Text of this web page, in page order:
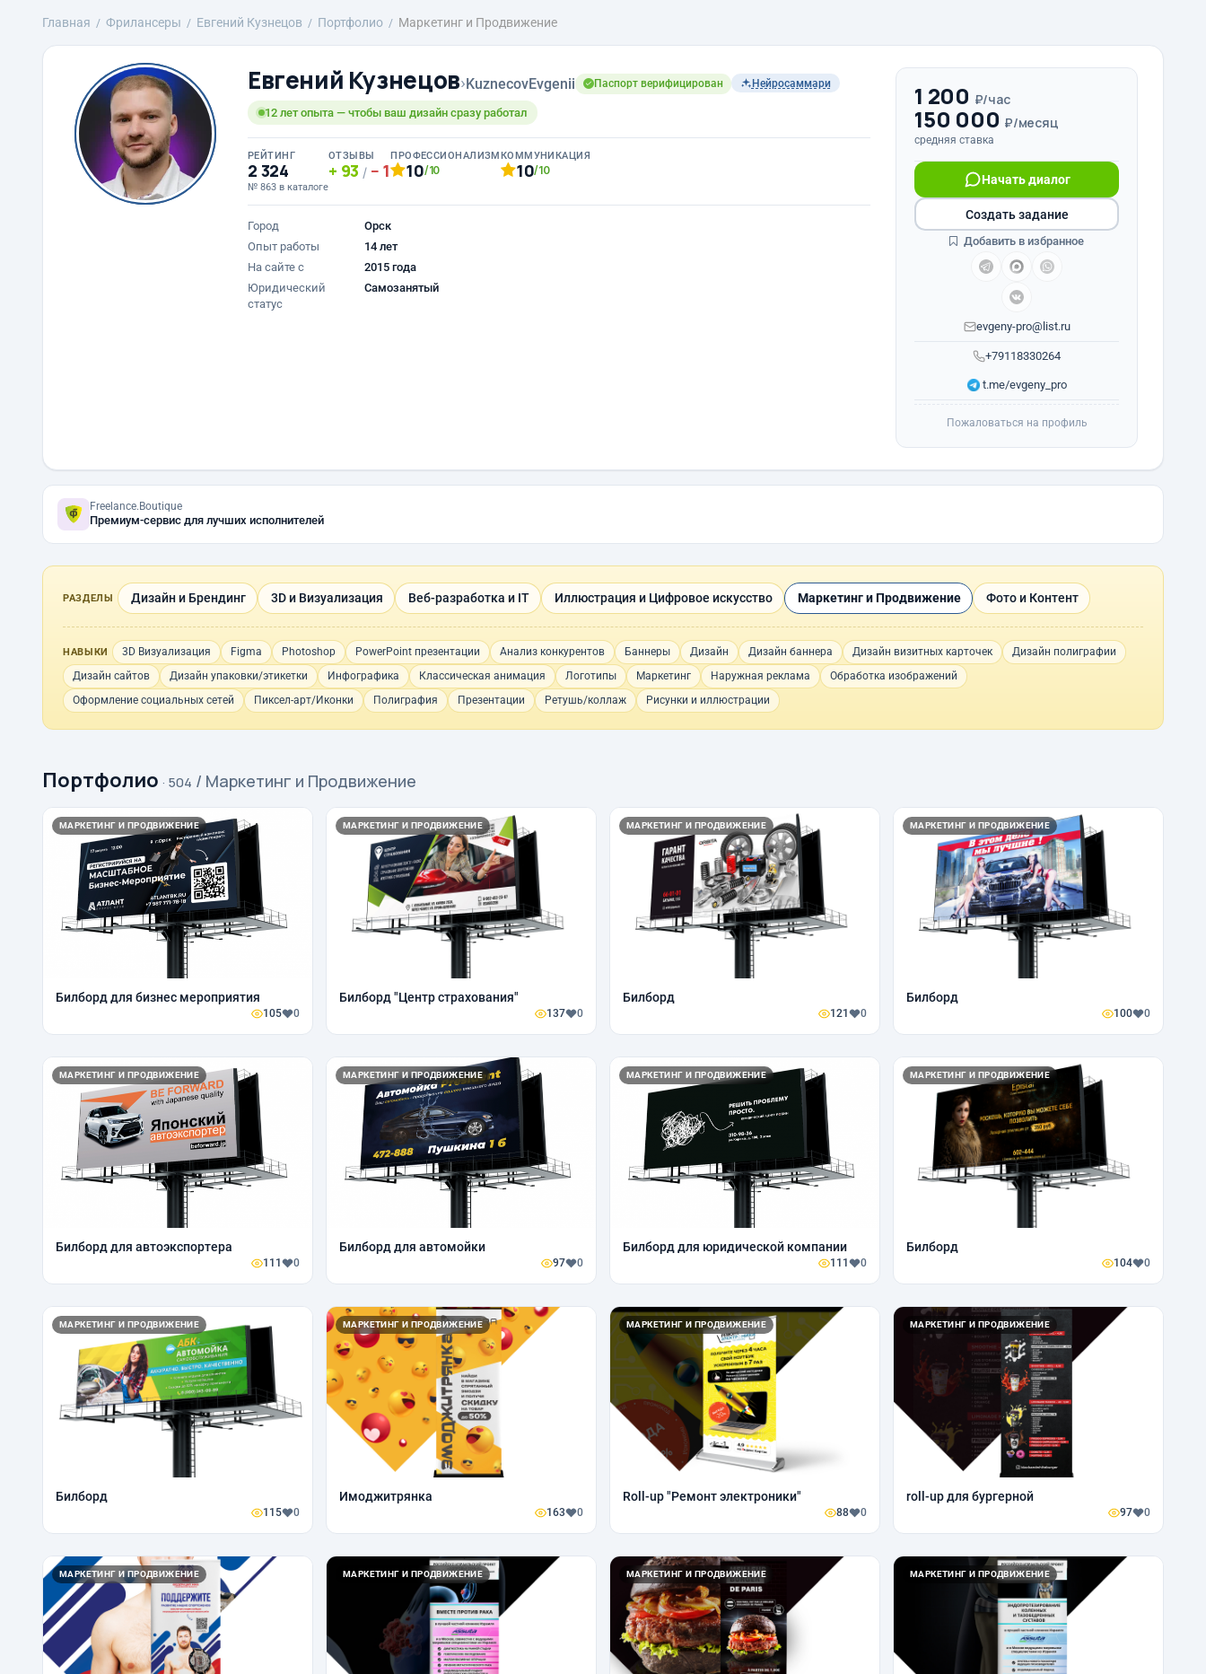
Главная Фрилансеры Евгений Кузнецов Портфолио Маркетинг и Продвижение
Евгений Кузнецов›KuznecovEvgenii Паспорт верифицирован Нейросаммари
12 лет опыта — чтобы ваш дизайн сразу работал
РЕЙТИНГ
2 324
№ 863 в каталоге
ОТЗЫВЫ
93 / 1
ПРОФЕССИОНАЛИЗМ
10/10
КОММУНИКАЦИЯ
10/10
Город
Орск
Опыт работы
14 лет
На сайте с
2015 года
Юридический
статус
Самозанятый
1 200 ₽/час
150 000 ₽/месяц
средняя ставка
+79118330264
Начать диалог
evgeny-pro@list.ru
t.me/evgeny_pro
Создать задание
Добавить в избранное
Пожаловаться на профиль
Freelance.Boutique
Премиум-сервис для лучших исполнителей
РАЗДЕЛЫ Дизайн и Брендинг 3D и Визуализация Веб-разработка и IT Иллюстрация и Цифровое искусство Маркетинг и Продвижение Фото и Контент
НАВЫКИ 3D Визуализация Figma Photoshop PowerPoint презентации Анализ конкурентов Баннеры Дизайн Дизайн баннера Дизайн визитных карточек
Дизайн полиграфии
Дизайн сайтов
Дизайн упаковки/этикетки Инфографика Классическая анимация Логотипы Маркетинг Наружная реклама
Обработка изображений
Оформление социальных сетей
Пиксел-арт/Иконки Полиграфия Презентации Ретушь/коллаж Рисунки и иллюстрации
Портфолио · 504 / Маркетинг и Продвижение
МАРКЕТИНГ И ПРОДВИЖЕНИЕ
Билборд для бизнес мероприятия
105 0
МАРКЕТИНГ И ПРОДВИЖЕНИЕ
Билборд "Центр страхования"
137 0
МАРКЕТИНГ И ПРОДВИЖЕНИЕ
Билборд
121 0
МАРКЕТИНГ И ПРОДВИЖЕНИЕ
Билборд
100 0
МАРКЕТИНГ И ПРОДВИЖЕНИЕ
Билборд для автоэкспортера
111 0
МАРКЕТИНГ И ПРОДВИЖЕНИЕ
Билборд для автомойки
97 0
МАРКЕТИНГ И ПРОДВИЖЕНИЕ
Билборд для юридической компании
111 0
МАРКЕТИНГ И ПРОДВИЖЕНИЕ
Билборд
104 0
МАРКЕТИНГ И ПРОДВИЖЕНИЕ
Билборд
115 0
МАРКЕТИНГ И ПРОДВИЖЕНИЕ
Имоджитрянка
163 0
МАРКЕТИНГ И ПРОДВИЖЕНИЕ
Roll-up "Ремонт электроники"
88 0
МАРКЕТИНГ И ПРОДВИЖЕНИЕ
roll-up для бургерной
97 0
МАРКЕТИНГ И ПРОДВИЖЕНИЕ МАРКЕТИНГ И ПРОДВИЖЕНИЕ МАРКЕТИНГ И ПРОДВИЖЕНИЕ МАРКЕТИНГ И ПРОДВИЖЕНИЕ